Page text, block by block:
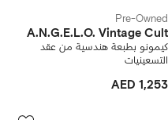
Pre-Owned
A.N.G.E.L.O. Vintage Cult
كيمونو بطبعة هندسية من عقد
التسعينيات
AED 1,253